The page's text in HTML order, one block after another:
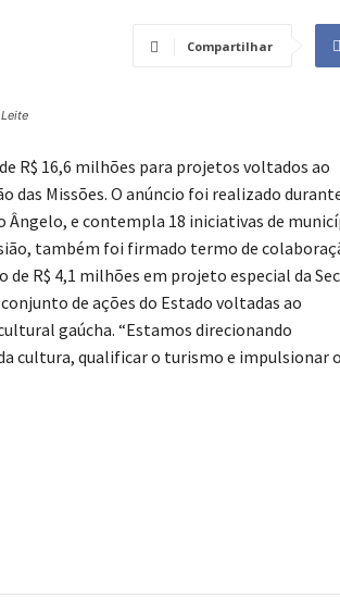
Compartilhar
R$ 16,6 milhões para projetos voltados ao
Missões. O anúncio foi realizado
Ângelo, e contempla 18 iniciativas de
também foi firmado termo de
R$ 4,1 milhões em projeto especial da
de ações do Estado voltadas ao
gaúcha. “Estamos direcionando
cultura, qualificar o turismo e impulsionar o